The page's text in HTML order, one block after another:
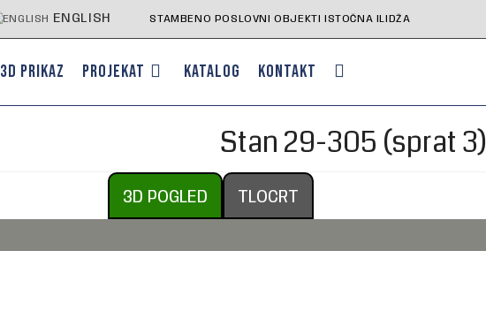
ENGLISH STAMBENO POSLOVNI OBJEKTI ISTOČNA ILIDŽA
3D PRIKAZ PROJEKAT KATALOG KONTAKT
Stan 29-305 (sprat 3)
3D POGLED TLOCRT